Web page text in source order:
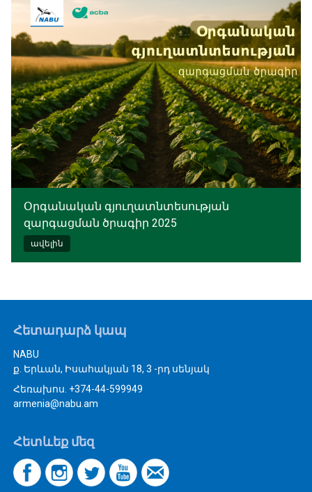
Օրգանական գյուղատնտեսության
զարգացման ծրագիր 2025
ավելին
Հետադարձ կապ
NABU
ք. Երևան, Իսահակյան 18, 3 -րդ սենյակ
Հեռախոս. +374-44-599949
armenia@nabu.am
Հետևեք մեզ